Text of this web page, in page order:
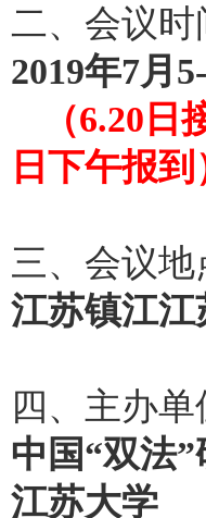
二、会议时
2019年7月
（6.20
日下午报到
三、会议地
江苏镇江
四、主办单
中国“双法
江苏大学